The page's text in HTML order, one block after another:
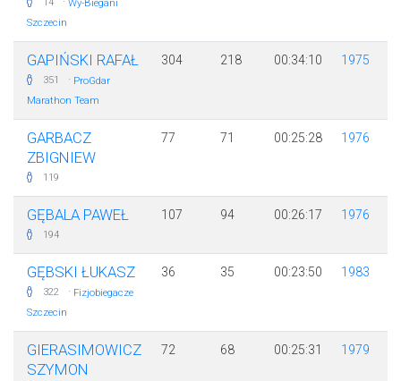
14
Wy-Biegani
Szczecin
GAPIŃSKI RAFAŁ
351 · ProGdar
Marathon Team
304 218 00:34:10 1975
GARBACZ
ZBIGNIEW
119
77 71 00:25:28 1976
GĘBALA PAWEŁ
194
107 94 00:26:17 1976
GĘBSKI ŁUKASZ
322 · Fizjobiegacze
Szczecin
36 35 00:23:50 1983
GIERASIMOWICZ
SZYMON
72 68 00:25:31 1979